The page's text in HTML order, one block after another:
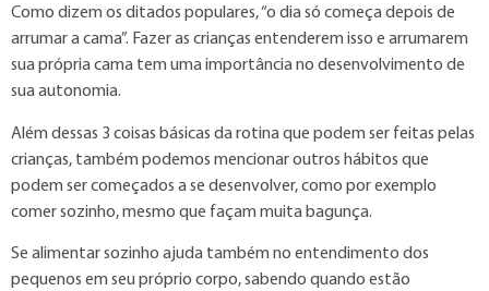
Como dizem os ditados populares, “o dia só começa depois de
arrumar a cama”. Fazer as crianças entenderem isso e arrumarem
sua própria cama tem uma importância no desenvolvimento de
sua autonomia.
Além dessas 3 coisas básicas da rotina que podem ser feitas pelas
crianças, também podemos mencionar outros hábitos que
podem ser começados a se desenvolver, como por exemplo
comer sozinho, mesmo que façam muita bagunça.
Se alimentar sozinho ajuda também no entendimento dos
pequenos em seu próprio corpo, sabendo quando estão